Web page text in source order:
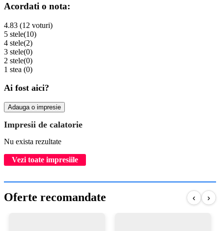
Acordati o nota:
4.83 (12 voturi)
5 stele(10)
4 stele(2)
3 stele(0)
2 stele(0)
1 stea (0)
Ai fost aici?
Adauga o impresie
Impresii de calatorie
Nu exista rezultate
Vezi toate impresiile
Oferte recomandate ‹ ›